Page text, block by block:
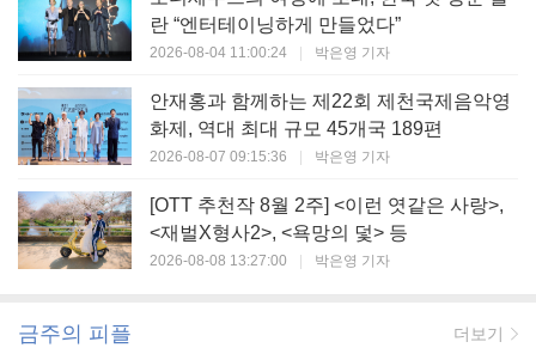
란 “엔터테이닝하게 만들었다”
2026-08-04 11:00:24 | 박은영 기자
안재홍과 함께하는 제22회 제천국제음악영
화제, 역대 최대 규모 45개국 189편
2026-08-07 09:15:36 | 박은영 기자
[OTT 추천작 8월 2주] <이런 엿같은 사랑>,
<재벌X형사2>, <욕망의 덫> 등
2026-08-08 13:27:00 | 박은영 기자
금주의 피플 더보기